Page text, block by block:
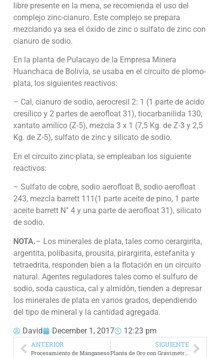
libre presente en la mena, se recomienda el uso del
complejo zinc-cianuro. Este complejo se prepara
mezclando ya sea el óxido de zinc o sulfato de zinc con
cianuro de sodio.
En la planta de Pulacayo de la Empresa Minera
Huanchaca de Bolivia, se usaba en el circuito de plomo-
plata, los siguientes reactivos:
– Cal, cianuro de sodio, aerocresil 2: 1 (1 parte de ácido
cresílico y 2 partes de aerofloat 31), tiocarbanilida 130,
xantato amílico (Z-5), mezcla 3 x 1 (7,5 Kg. de Z-3 y 2,5
Kg. de Z-5), sulfato de zinc y silicato de sodio.
En el circuito zinc-plata, se empleaban los siguiente
reactivos:
– Sulfato de cobre, sodio aerofloat B, sodio aerofloat
243, mezcla barrett 111(1 parte aceite de pino, 1 parte
aceite barrett N° 4 y una parte de aerofloat 31), silicato
de sodio.
NOTA.– Los minerales de plata, tales como cerargirita,
argentita, polibasita, prousita, pirargirita, estefanita y
tetraedrita, responden bien a la flotación en un circuito
natural. Agentes reguladores tales como el sulfuro de
sodio, soda caustica, cal y almidón, tienden a depresar
los minerales de plata en varios grados, dependiendo
del tipo de mineral y la cantidad agregada.
David December 1, 2017 12:23 pm
ANTERIOR
Procesamiento de Manganeso
SIGUIENTE
Planta de Oro con Gravimetría y Flotación a Pequeña Escala